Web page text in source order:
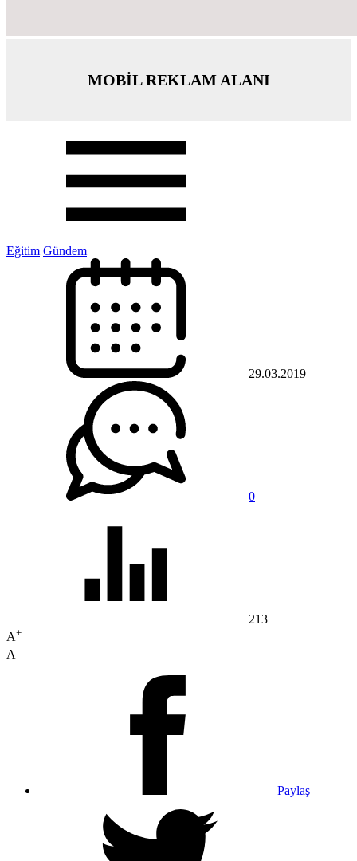
MOBİL REKLAM ALANI
Eğitim Gündem
29.03.2019
0
213
A+
A-
Paylaş